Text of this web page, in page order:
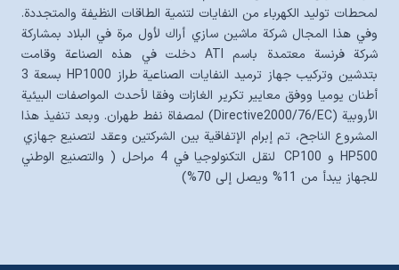
لمحطات توليد الكهرباء من النفايات لتنمية الطاقات النظيفة والمتجددة.
وفي هذا المجال شركة ماشين سازي أراك لأول مرة في البلاد بمشاركة
شركة فرنسة معتمدة باسم ATI دخلت في هذه الصناعة وقامت
بتدشين وتركيب جهاز ترميد النفايات الصناعية طراز HP1000 بسعة 3
أطنان يوميا ووفق معايير تكرير الغازات وفقا لأحدث المواصفات البيئية
الأروبية (Directive2000/76/EC) لمصفاة نفط طهران. وبعد تنفيذ هذا
المشروع الناجح، تم إبرام الإتفاقية بين الشركتين وعقد لتصنيع جهازي
HP500 و CP100 لنقل التكنولوجيا في 4 مراحل ( والتصنيع الوطني
للجهاز يبدأ من 11% ويصل إلى 70%)